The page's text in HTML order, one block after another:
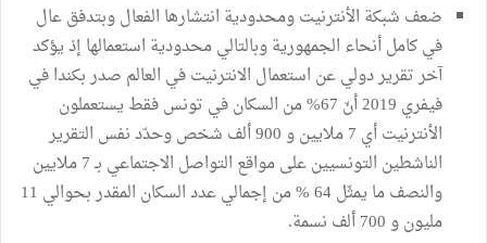
ضعف شبكة الأنترنيت ومحدودية انتشارها الفعال وبتدفق عال
في كامل أنحاء الجمهورية وبالتالي محدودية استعمالها إذ يؤكد
آخر تقرير دولي عن استعمال الانترنيت في العالم صدر بكندا في
فيفري 2019 أنّ 67% من السكان في تونس فقط يستعملون
الأنترنيت أي 7 ملايين و 900 ألف شخص وحدّد نفس التقرير
الناشطين التونسيين على مواقع التواصل الاجتماعي بـ 7 ملايين
والنصف ما يمثّل 64 % من إجمالي عدد السكان المقدر بحوالي 11
مليون و 700 ألف نسمة.